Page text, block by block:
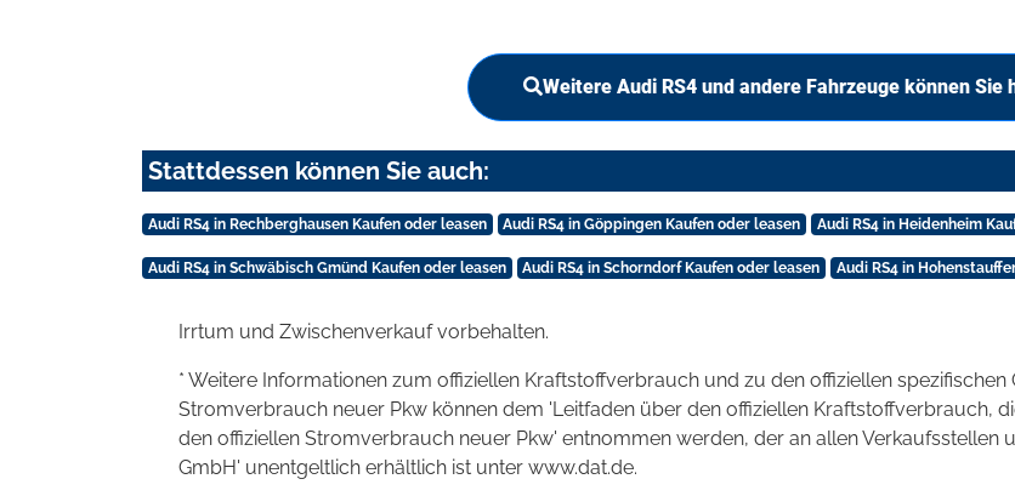
Weitere Audi RS4 und andere Fahrzeuge können Sie
Stattdessen können Sie auch:
Audi RS4 in Rechberghausen Kaufen oder leasen Audi RS4 in Göppingen Kaufen oder leasen Audi RS4 in Heidenheim
Audi RS4 in Schwäbisch Gmünd Kaufen oder leasen Audi RS4 in Schorndorf Kaufen oder leasen Audi RS4 in
Irrtum und Zwischenverkauf vorbehalten.
* Weitere Informationen zum offiziellen Kraftstoffverbrauch und zu den offiziellen spezifischen
Stromverbrauch neuer Pkw können dem 'Leitfaden über den offiziellen Kraftstoffverbrauch,
den offiziellen Stromverbrauch neuer Pkw' entnommen werden, der an allen Verkaufsstellen
GmbH' unentgeltlich erhältlich ist unter www.dat.de.